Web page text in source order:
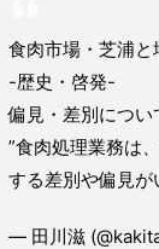
食肉市場・芝浦
-歴史・啓発-
偏見・差別につい
”食肉処理業務は
する差別や偏見
— 田川滋